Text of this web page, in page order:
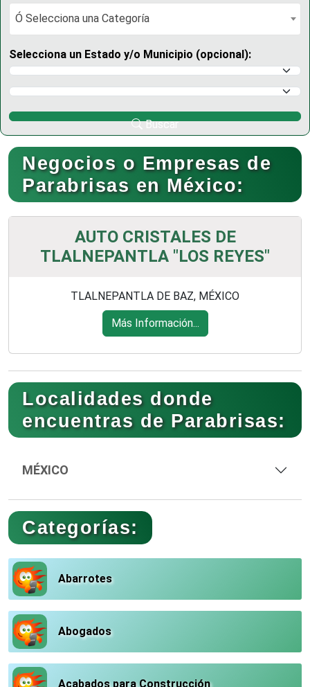
Ó Selecciona una Categoría
Ó Selecciona una Categoría
Selecciona un Estado y/o Municipio (opcional):
Selecciona un Estado
Selecciona un Municipio
Buscar
Negocios o Empresas de
Parabrisas en México:
AUTO CRISTALES DE
TLALNEPANTLA "LOS REYES"
TLALNEPANTLA DE BAZ, MÉXICO
Más Información...
Localidades donde
encuentras de Parabrisas:
MÉXICO
Categorías:
Abarrotes
Abogados
Acabados para Construcción